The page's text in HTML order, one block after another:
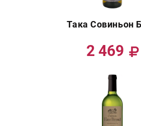
Така Совиньон
2 469